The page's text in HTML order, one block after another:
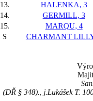
13.
HALENKA, 3
14.
GERMILL, 3
15.
MARQU, 4
S
CHARMANT
(DŘ § 348)., j.Lukášek T.